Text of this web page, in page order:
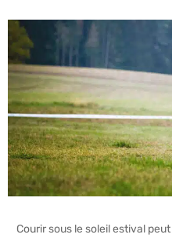
Courir sous le soleil estival